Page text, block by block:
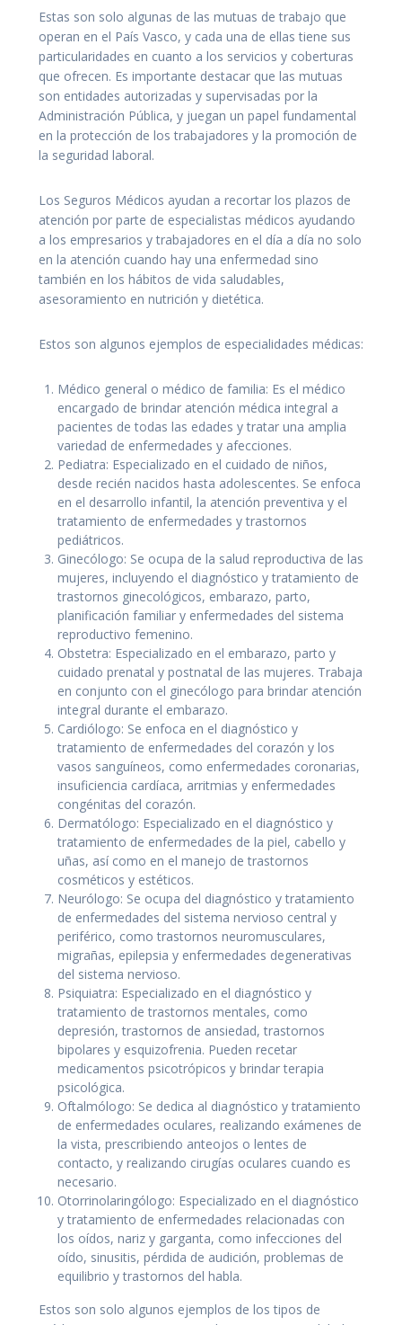
Estas son solo algunas de las mutuas de trabajo que
operan en el País Vasco, y cada una de ellas tiene sus
particularidades en cuanto a los servicios y coberturas
que ofrecen. Es importante destacar que las mutuas
son entidades autorizadas y supervisadas por la
Administración Pública, y juegan un papel fundamental
en la protección de los trabajadores y la promoción de
la seguridad laboral.
Los Seguros Médicos ayudan a recortar los plazos de
atención por parte de especialistas médicos ayudando
a los empresarios y trabajadores en el día a día no solo
en la atención cuando hay una enfermedad sino
también en los hábitos de vida saludables,
asesoramiento en nutrición y dietética.
Estos son algunos ejemplos de especialidades médicas:
Médico general o médico de familia: Es el médico
encargado de brindar atención médica integral a
pacientes de todas las edades y tratar una amplia
variedad de enfermedades y afecciones.
Pediatra: Especializado en el cuidado de niños,
desde recién nacidos hasta adolescentes. Se enfoca
en el desarrollo infantil, la atención preventiva y el
tratamiento de enfermedades y trastornos
pediátricos.
Ginecólogo: Se ocupa de la salud reproductiva de las
mujeres, incluyendo el diagnóstico y tratamiento de
trastornos ginecológicos, embarazo, parto,
planificación familiar y enfermedades del sistema
reproductivo femenino.
Obstetra: Especializado en el embarazo, parto y
cuidado prenatal y postnatal de las mujeres. Trabaja
en conjunto con el ginecólogo para brindar atención
integral durante el embarazo.
Cardiólogo: Se enfoca en el diagnóstico y
tratamiento de enfermedades del corazón y los
vasos sanguíneos, como enfermedades coronarias,
insuficiencia cardíaca, arritmias y enfermedades
congénitas del corazón.
Dermatólogo: Especializado en el diagnóstico y
tratamiento de enfermedades de la piel, cabello y
uñas, así como en el manejo de trastornos
cosméticos y estéticos.
Neurólogo: Se ocupa del diagnóstico y tratamiento
de enfermedades del sistema nervioso central y
periférico, como trastornos neuromusculares,
migrañas, epilepsia y enfermedades degenerativas
del sistema nervioso.
Psiquiatra: Especializado en el diagnóstico y
tratamiento de trastornos mentales, como
depresión, trastornos de ansiedad, trastornos
bipolares y esquizofrenia. Pueden recetar
medicamentos psicotrópicos y brindar terapia
psicológica.
Oftalmólogo: Se dedica al diagnóstico y tratamiento
de enfermedades oculares, realizando exámenes de
la vista, prescribiendo anteojos o lentes de
contacto, y realizando cirugías oculares cuando es
necesario.
Otorrinolaringólogo: Especializado en el diagnóstico
y tratamiento de enfermedades relacionadas con
los oídos, nariz y garganta, como infecciones del
oído, sinusitis, pérdida de audición, problemas de
equilibrio y trastornos del habla.
Estos son solo algunos ejemplos de los tipos de